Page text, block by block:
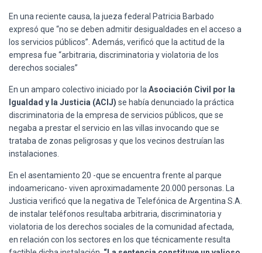
Ó
En una reciente causa, la jueza federal Patricia Barbado
expresó que “no se deben admitir desigualdades en el acceso a
los servicios públicos”. Además, verificó que la actitud de la
empresa fue “arbitraria, discriminatoria y violatoria de los
derechos sociales”
En un amparo colectivo iniciado por la Asociación Civil por la
Igualdad y la Justicia (ACIJ) se había denunciado la práctica
discriminatoria de la empresa de servicios públicos, que se
negaba a prestar el servicio en las villas invocando que se
trataba de zonas peligrosas y que los vecinos destruían las
instalaciones.
En el asentamiento 20 -que se encuentra frente al parque
indoamericano- viven aproximadamente 20.000 personas. La
Justicia verificó que la negativa de Telefónica de Argentina S.A.
de instalar teléfonos resultaba arbitraria, discriminatoria y
violatoria de los derechos sociales de la comunidad afectada,
en relación con los sectores en los que técnicamente resulta